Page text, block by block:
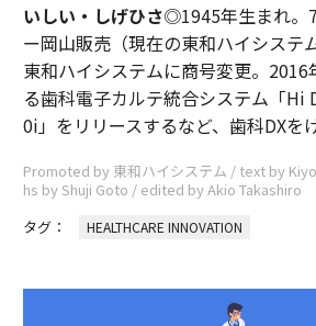
いしい・しげひさ◎1945年生まれ。
ー岡山販売（現在の東和ハイシステ
東和ハイシステムに商号変更。2016
る歯科電子カルテ統合システム「Hi
0i」をリリースするなど、歯科DXを
Promoted by 東和ハイシステム / text by
hs by Shuji Goto / edited by Akio Takashiro
タグ：
HEALTHCARE INNOVATION